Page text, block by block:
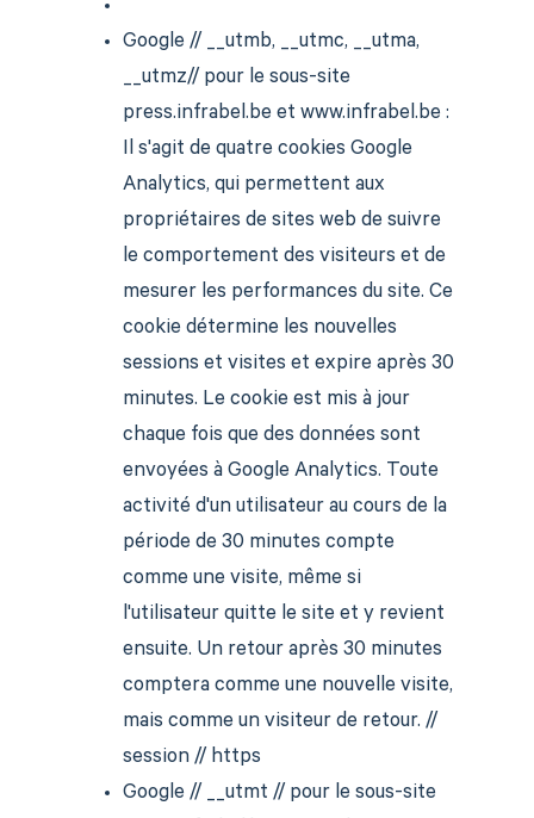
Google // __utmb, __utmc, __utma,
__utmz// pour le sous-site
press.infrabel.be et www.infrabel.be :
Il s'agit de quatre cookies Google
Analytics, qui permettent aux
propriétaires de sites web de suivre
le comportement des visiteurs et de
mesurer les performances du site. Ce
cookie détermine les nouvelles
sessions et visites et expire après 30
minutes. Le cookie est mis à jour
chaque fois que des données sont
envoyées à Google Analytics. Toute
activité d'un utilisateur au cours de la
période de 30 minutes compte
comme une visite, même si
l'utilisateur quitte le site et y revient
ensuite. Un retour après 30 minutes
comptera comme une nouvelle visite,
mais comme un visiteur de retour. //
session // https
Google // __utmt // pour le sous-site